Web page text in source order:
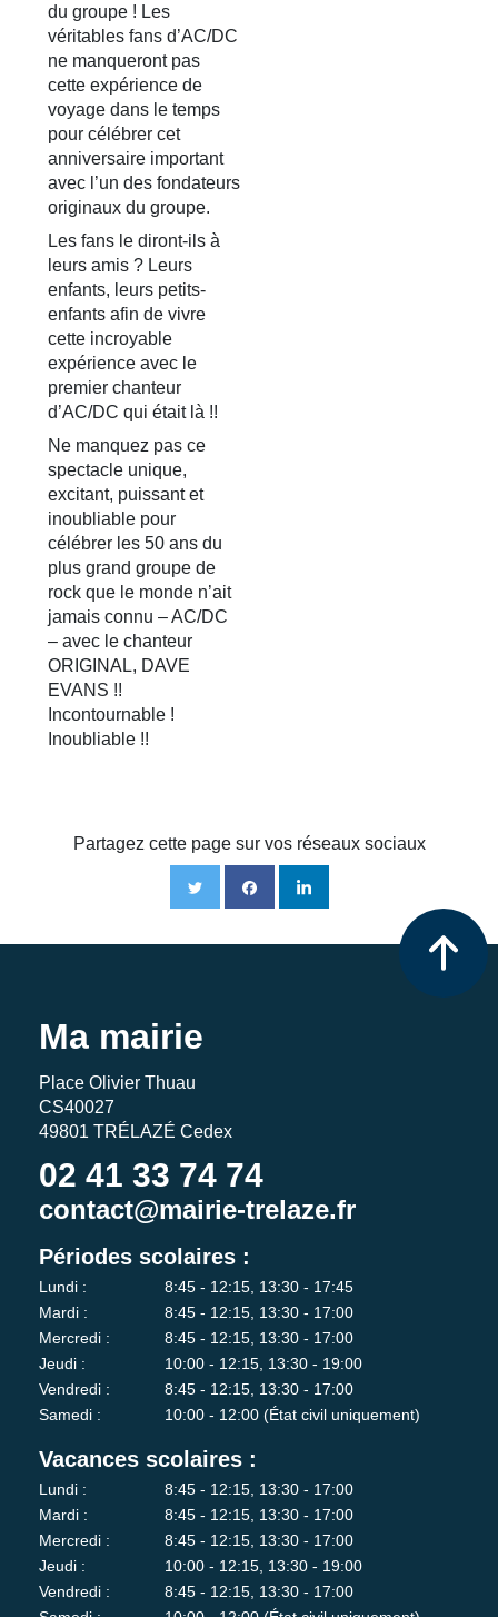
du groupe ! Les
véritables fans d’AC/DC
ne manqueront pas
cette expérience de
voyage dans le temps
pour célébrer cet
anniversaire important
avec l’un des fondateurs
originaux du groupe.
Les fans le diront-ils à
leurs amis ? Leurs
enfants, leurs petits-
enfants afin de vivre
cette incroyable
expérience avec le
premier chanteur
d’AC/DC qui était là !!
Ne manquez pas ce
spectacle unique,
excitant, puissant et
inoubliable pour
célébrer les 50 ans du
plus grand groupe de
rock que le monde n’ait
jamais connu – AC/DC
– avec le chanteur
ORIGINAL, DAVE
EVANS !!
Incontournable !
Inoubliable !!
Partagez cette page sur vos réseaux sociaux
Ma mairie
Place Olivier Thuau
CS40027
49801 TRÉLAZÉ Cedex
02 41 33 74 74
contact@mairie-trelaze.fr
Périodes scolaires :
Lundi :
8:45 - 12:15, 13:30 - 17:45
Mardi :
8:45 - 12:15, 13:30 - 17:00
Mercredi :
8:45 - 12:15, 13:30 - 17:00
Jeudi :
10:00 - 12:15, 13:30 - 19:00
Vendredi :
8:45 - 12:15, 13:30 - 17:00
Samedi :
10:00 - 12:00 (État civil uniquement)
Vacances scolaires :
Lundi :
8:45 - 12:15, 13:30 - 17:00
Mardi :
8:45 - 12:15, 13:30 - 17:00
Mercredi :
8:45 - 12:15, 13:30 - 17:00
Jeudi :
10:00 - 12:15, 13:30 - 19:00
Vendredi :
8:45 - 12:15, 13:30 - 17:00